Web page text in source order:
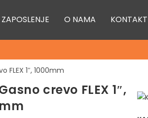
ZAPOSLENJE O NAMA KONTAKT
FLEX 1″, 1000mm
crevo FLEX 1″,